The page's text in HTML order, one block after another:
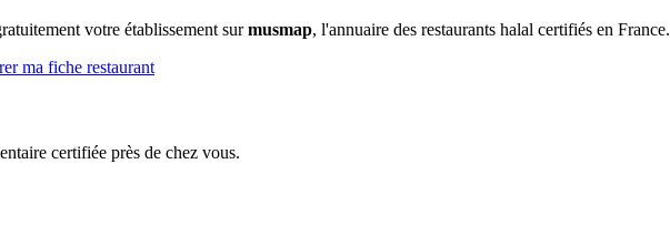
votre établissement surmusmap, l'annuaire des restaurants halal certifiés en France.
ma fiche restaurant
certifiée près de chez vous.